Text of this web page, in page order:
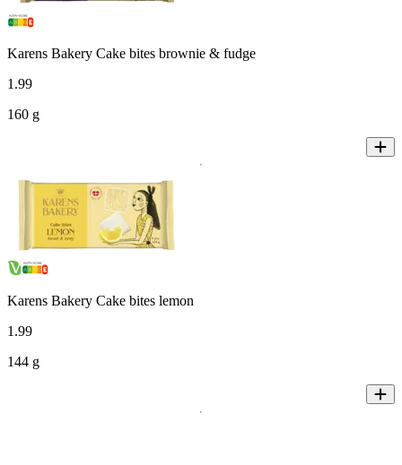
Karens Bakery Cake bites brownie & fudge
1 .99
160 g
Karens Bakery Cake bites lemon
1 .99
144 g